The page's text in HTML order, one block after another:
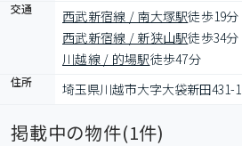
交通 西武新宿線 / 南大塚駅徒歩19分
西武新宿線 / 新狭山駅徒歩34分
川越線 / 的場駅徒歩47分
住所 埼玉県川越市大字大袋新田431-1
掲載中の物件(1件)